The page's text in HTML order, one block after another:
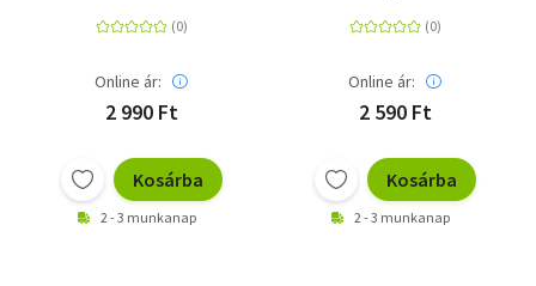
Online ár:
2 990 Ft
Kosárba
2 - 3 munkanap
Online ár:
2 590 Ft
Kosárba
2 - 3 munkanap